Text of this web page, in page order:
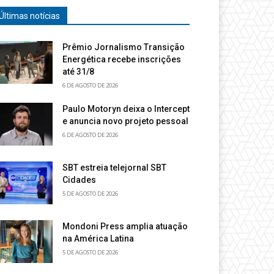
notícias
Prêmio Jornalismo Transição
Energética recebe inscrições
até 31/8
6 DE AGOSTO DE 2026
Paulo Motoryn deixa o Intercept
e anuncia novo projeto pessoal
6 DE AGOSTO DE 2026
SBT estreia telejornal SBT
Cidades
5 DE AGOSTO DE 2026
Mondoni Press amplia atuação
na América Latina
5 DE AGOSTO DE 2026